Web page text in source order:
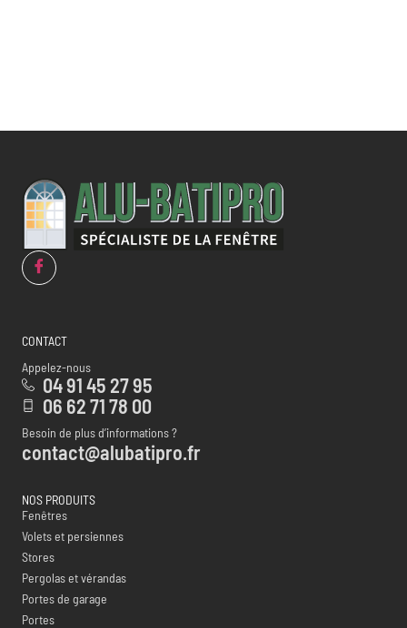
CONTACT
Appelez-nous
04 91 45 27 95
06 62 71 78 00
Besoin de plus d’informations ?
contact@alubatipro.fr
NOS PRODUITS
Fenêtres
Volets et persiennes
Stores
Pergolas et vérandas
Portes de garage
Portes